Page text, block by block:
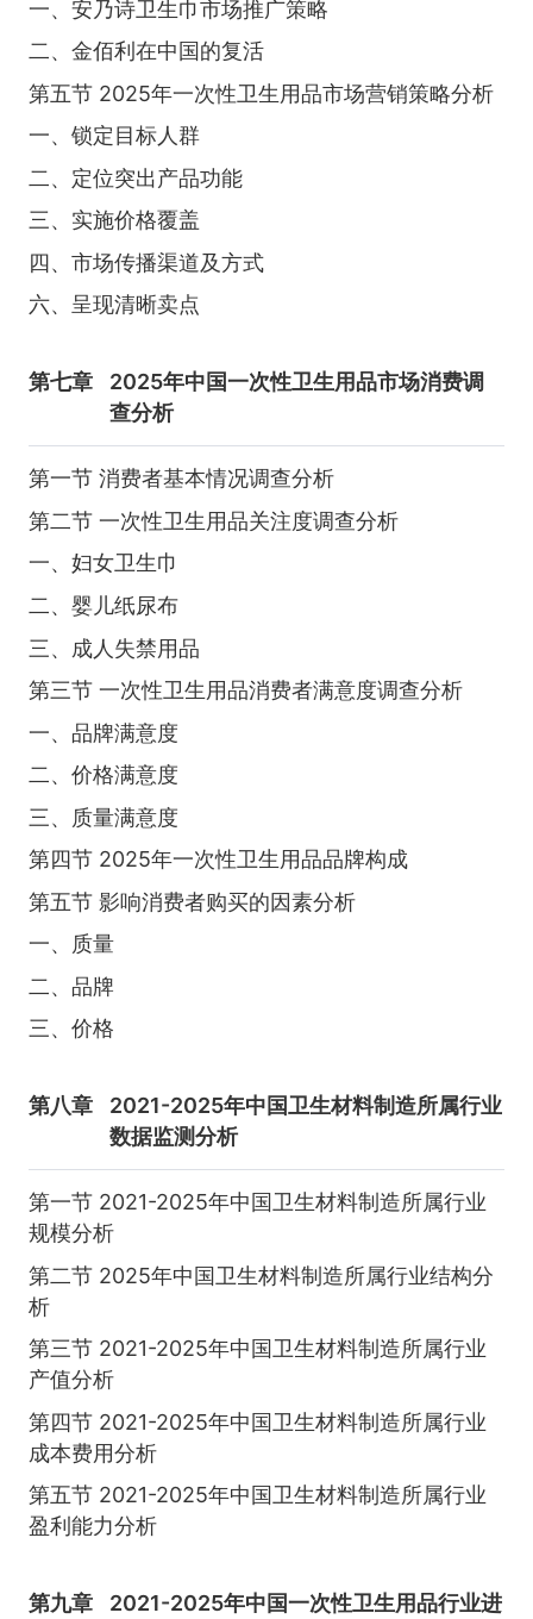
一、安乃诗卫生巾市场推广策略
二、金佰利在中国的复活
第五节 2025年一次性卫生用品市场营销策略分析
一、锁定目标人群
二、定位突出产品功能
三、实施价格覆盖
四、市场传播渠道及方式
六、呈现清晰卖点
第七章
2025年中国一次性卫生用品市场消费调
查分析
第一节 消费者基本情况调查分析
第二节 一次性卫生用品关注度调查分析
一、妇女卫生巾
二、婴儿纸尿布
三、成人失禁用品
第三节 一次性卫生用品消费者满意度调查分析
一、品牌满意度
二、价格满意度
三、质量满意度
第四节 2025年一次性卫生用品品牌构成
第五节 影响消费者购买的因素分析
一、质量
二、品牌
三、价格
第八章
2021-2025年中国卫生材料制造所属行业
数据监测分析
第一节 2021-2025年中国卫生材料制造所属行业
规模分析
第二节 2025年中国卫生材料制造所属行业结构分
析
第三节 2021-2025年中国卫生材料制造所属行业
产值分析
第四节 2021-2025年中国卫生材料制造所属行业
成本费用分析
第五节 2021-2025年中国卫生材料制造所属行业
盈利能力分析
第九章
2021-2025年中国一次性卫生用品行业进